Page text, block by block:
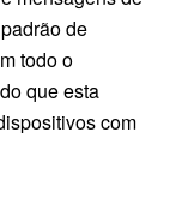
de
todo o
que esta
com